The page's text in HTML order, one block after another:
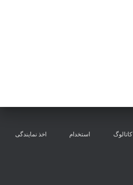
کاتالوگ استخدام اخذ نمایندگی